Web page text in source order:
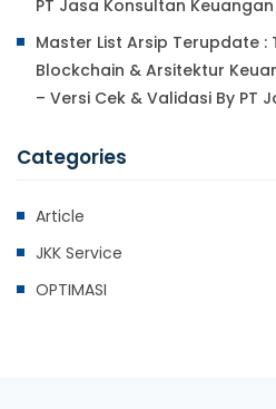
PT Jasa Konsultan Keuangan
Master List Arsip Terupdate
Blockchain & Arsitektur
– Versi Cek & Validasi By PT
Categories
Article
JKK Service
OPTIMASI